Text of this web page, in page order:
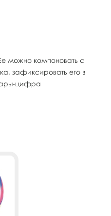
можно компоновать с
зафиксировать его в
цифра